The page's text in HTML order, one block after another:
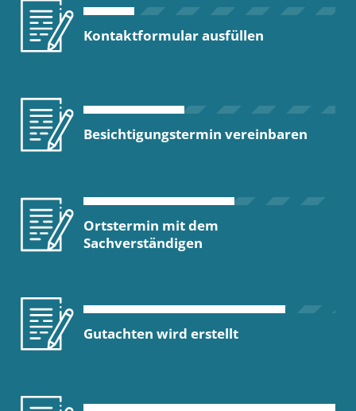
Kontaktformular ausfüllen
Besichtigungstermin vereinbaren
Ortstermin mit dem
Sachverständigen
Gutachten wird erstellt